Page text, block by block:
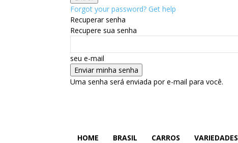
Forgot your password? Get help
Recuperar senha
Recupere sua senha
seu e-mail
Uma senha será enviada por e-mail para você.
HOME
BRASIL CARROS VARIEDADES